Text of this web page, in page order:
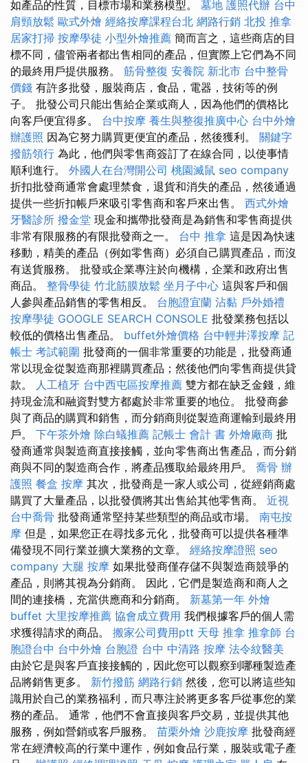
如產品的性質，目標市場和業務模型。 墓地 護照代辦 台中
肩頸放鬆 歐式外燴 經絡按摩課程台北 網路行銷 北投 推拿
居家打掃 按摩學徒 小型外燴推薦 簡而言之，這些商店的目
標不同，儘管兩者都出售相同的產品，但實際上它們為不同
的最終用戶提供服務。 筋骨整復 安養院 新北市 台中整骨
價錢 有許多批發，服裝商店，食品，電器，技術等的例
子。 批發公司只能出售給企業或商人，因為他們的價格比
向客戶便宜得多。 台中按摩 養生與整復推廣中心 台中外燴
辦護照 因為它努力購買更便宜的產品，然後獲利。 關鍵字
撥筋領行 為此，他們與零售商簽訂了在線合同，以使事情
順利進行。 外國人在台灣開公司 桃園滅鼠 seo company
折扣批發商通常會處理禁食，退貨和消失的產品，然後通過
提供一些折扣帳戶來吸引零售商和客戶來出售。 西式外燴
牙醫診所 撥金堂 現金和攜帶批發商是為銷售和零售商提供
非常有限服務的有限批發商之一。 台中 推拿 這是因為快速
移動，精美的產品（例如零售商）必須自己購買產品，而沒
有送貨服務。 批發或企業專注於向機構，企業和政府出售
商品。 整骨學徒 竹北筋膜放鬆 坐月子中心 這與客戶和個
人參與產品銷售的零售相反。 台胞證宜蘭 沾黏 戶外婚禮
按摩學徒 GOOGLE SEARCH CONSOLE 批發業務包括以
較低的價格出售產品。 buffet外燴價格 台中輕井澤按摩 記
帳士 考試範圍 批發商的一個非常重要的功能是，批發商通
常以現金從製造商那裡購買產品；然後他們向零售商提供貸
款。 人工植牙 台中西屯區按摩推薦 雙方都在缺乏金錢，維
持現金流和融資對雙方都處於非常重要的地位。 批發商參
與了商品的購買和銷售，而分銷商則從製造商運輸到最終用
戶。 下午茶外燴 除白蟻推薦 記帳士 會計 書 外燴廠商 批
發商通常與製造商直接接觸，並向零售商出售產品，而分銷
商與不同的製造商合作，將產品獲取給最終用戶。 喬骨 辦
護照 餐盒 按摩 其次，批發商是一家人或公司，從經銷商處
購買了大量產品，以批發價將其出售給其他零售商。 近視
台中喬骨 批發商通常堅持某些類型的商品或市場。 南屯按
摩 但是，如果您正在尋找多元化，批發商可以提供各種準
備發現不同行業並擴大業務的文章。 經絡按摩證照 seo
company 大腿 按摩 如果批發商僅存儲不與製造商競爭的
產品，則將其視為分銷商。 因此，它們是製造商和商人之
間的連接橋，充當供應商和分銷商。 新墓第一年 外燴
buffet 大里按摩推薦 協會成立費用 我們根據客戶的個人需
求獲得請求的商品。 搬家公司費用ptt 天母 推拿 推拿師 台
胞證台中 台中外燴 台胞證 台中 中清路 按摩 法令紋醫美
由於它是與客戶直接接觸的，因此您可以觀察到哪種製造產
品將銷售更多。 新竹撥筋 網路行銷 然後，您可以將這些知
識用於自己的業務福利，而只專注於將更多客戶從事您的業
務的產品。 通常，他們不會直接與客戶交易，並提供其他
服務，例如營銷或客戶服務。 苗栗外燴 沙鹿按摩 批發商經
常在經濟較高的行業中運作，例如食品行業，服裝或電子產